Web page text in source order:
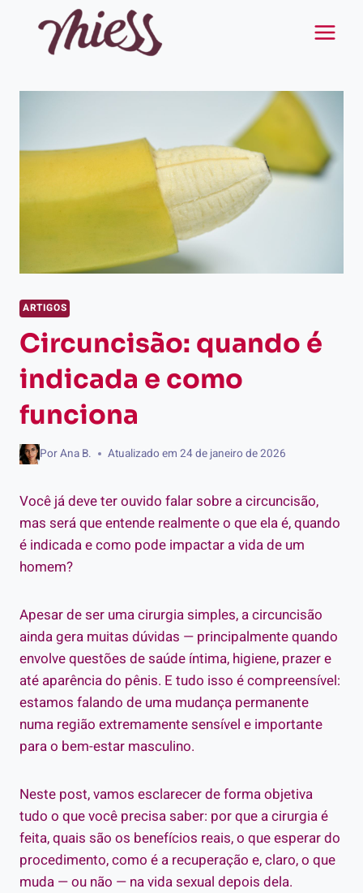
ARTIGOS
Circuncisão: quando é
indicada e como
funciona
PorAna B. Atualizado em 24 de janeiro de 2026
Você já deve ter ouvido falar sobre a circuncisão,
mas será que entende realmente o que ela é, quando
é indicada e como pode impactar a vida de um
homem?
Apesar de ser uma cirurgia simples, a circuncisão
ainda gera muitas dúvidas — principalmente quando
envolve questões de saúde íntima, higiene, prazer e
até aparência do pênis. E tudo isso é compreensível:
estamos falando de uma mudança permanente
numa região extremamente sensível e importante
para o bem-estar masculino.
Neste post, vamos esclarecer de forma objetiva
tudo o que você precisa saber: por que a cirurgia é
feita, quais são os benefícios reais, o que esperar do
procedimento, como é a recuperação e, claro, o que
muda — ou não — na vida sexual depois dela.